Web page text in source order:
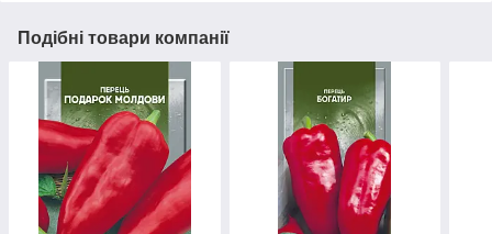
Подібні товари компанії